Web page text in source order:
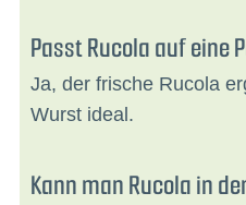
Passt Rucola auf eine
Ja, der frische Rucola
Wurst ideal.
Kann man Rucola in